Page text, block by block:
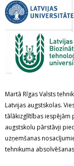
Martā Rīgas Valsts
Latvijas augstskolas.
tālākizglītības iespējām
augstskolu pārstāvji
uzņemšanas
tehnikuma